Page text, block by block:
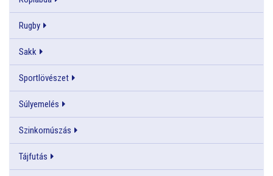
Rugby
Sakk
Sportlövészet
Súlyemelés
Szinkornúszás
Tájfutás